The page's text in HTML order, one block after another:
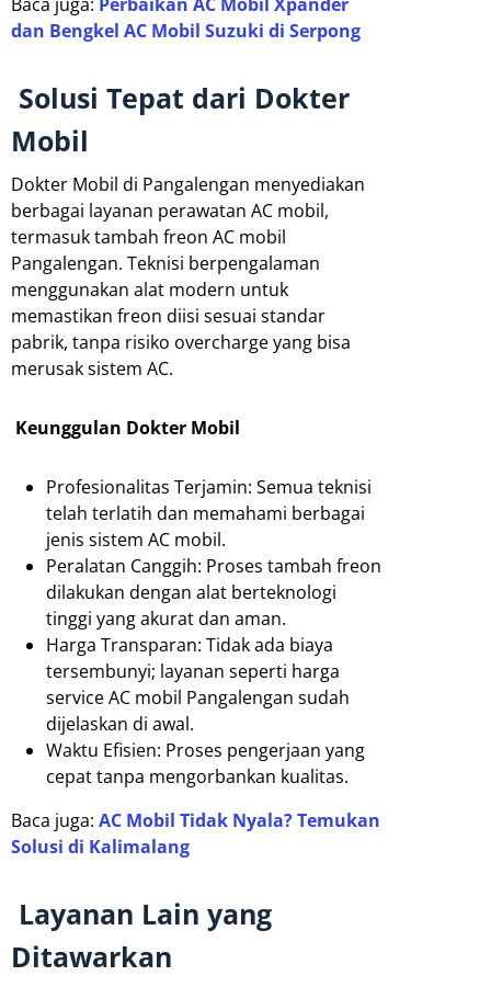
dan Bengkel AC Mobil Suzuki di Serpong
Solusi Tepat dari Dokter
Mobil
Dokter Mobil di Pangalengan menyediakan
berbagai layanan perawatan AC mobil,
termasuk tambah freon AC mobil
Pangalengan. Teknisi berpengalaman
menggunakan alat modern untuk
memastikan freon diisi sesuai standar
pabrik, tanpa risiko overcharge yang bisa
merusak sistem AC.
Keunggulan Dokter Mobil
Profesionalitas Terjamin: Semua teknisi
telah terlatih dan memahami berbagai
jenis sistem AC mobil.
Peralatan Canggih: Proses tambah freon
dilakukan dengan alat berteknologi
tinggi yang akurat dan aman.
Harga Transparan: Tidak ada biaya
tersembunyi; layanan seperti harga
service AC mobil Pangalengan sudah
dijelaskan di awal.
Waktu Efisien: Proses pengerjaan yang
cepat tanpa mengorbankan kualitas.
Baca juga: AC Mobil Tidak Nyala? Temukan
Solusi di Kalimalang
Layanan Lain yang
Ditawarkan